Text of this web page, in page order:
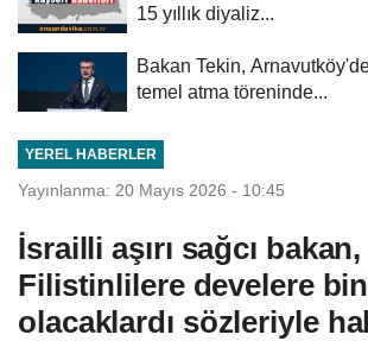
15 yıllık diyaliz...
Bakan Tekin,
temel atma töreninde...
YEREL HABERLER
Yayınlanma: 20 Mayıs 2026 - 10:45
İsrailli aşırı sağcı bakan,
Filistinlilere develere
olacaklardı sözleriyle